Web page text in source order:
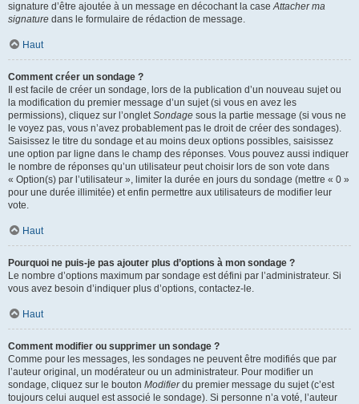
signature d’être ajoutée à un message en décochant la caseAttacher ma
signature dans le formulaire de rédaction de message.
Haut
Comment créer un sondage ?
Il est facile de créer un sondage, lors de la publication d’un nouveau sujet ou
la modification du premier message d’un sujet (si vous en avez les
permissions), cliquez sur l’ongletSondage sous la partie message (si vous ne
le voyez pas, vous n’avez probablement pas le droit de créer des sondages).
Saisissez le titre du sondage et au moins deux options possibles, saisissez
une option par ligne dans le champ des réponses. Vous pouvez aussi indiquer
le nombre de réponses qu’un utilisateur peut choisir lors de son vote dans
« Option(s) par l’utilisateur », limiter la durée en jours du sondage (mettre « 0 »
pour une durée illimitée) et enfin permettre aux utilisateurs de modifier leur
vote.
Haut
Pourquoi ne puis-je pas ajouter plus d’options à mon sondage ?
Le nombre d’options maximum par sondage est défini par l’administrateur. Si
vous avez besoin d’indiquer plus d’options, contactez-le.
Haut
Comment modifier ou supprimer un sondage ?
Comme pour les messages, les sondages ne peuvent être modifiés que par
l’auteur original, un modérateur ou un administrateur. Pour modifier un
sondage, cliquez sur le bouton Modifierdu premier message du sujet (c’est
toujours celui auquel est associé le sondage). Si personne n’a voté, l’auteur